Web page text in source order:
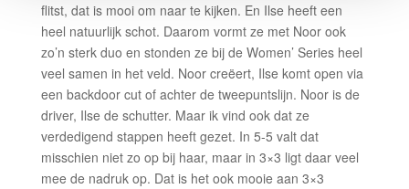
flitst, dat is mooi om naar te kijken. En Ilse heeft een
heel natuurlijk schot. Daarom vormt ze met Noor ook
zo’n sterk duo en stonden ze bij de Women’ Series heel
veel samen in het veld. Noor creëert, Ilse komt open via
een backdoor cut of achter de tweepuntslijn. Noor is de
driver, Ilse de schutter. Maar ik vind ook dat ze
verdedigend stappen heeft gezet. In 5-5 valt dat
misschien niet zo op bij haar, maar in 3×3 ligt daar veel
mee de nadruk op. Dat is het ook mooie aan 3×3